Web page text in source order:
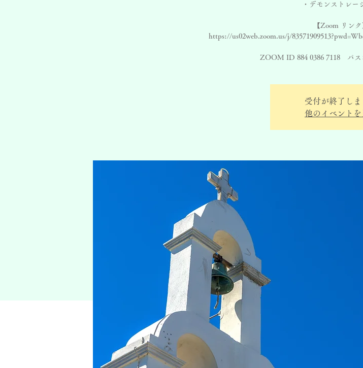
・デモンストレー
【Zoom リンク
https://us02web.zoom.us/j/
ZOOM ID 884 0386 7118 パ
受付が終了しま
他のイベントを